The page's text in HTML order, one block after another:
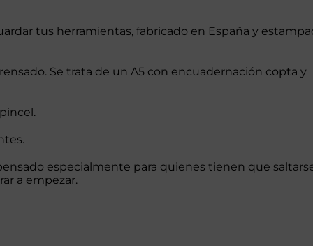
tus herramientas, fabricado en España y
Se trata de un A5 con encuadernación copta y
especialmente para quienes tienen que
a empezar.